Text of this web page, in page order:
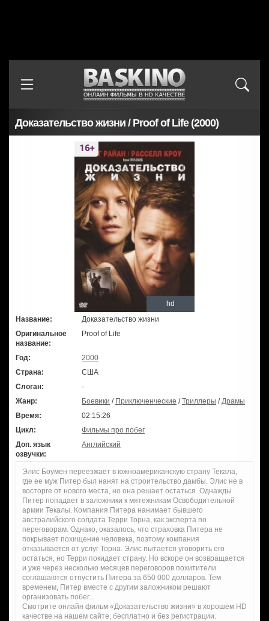
Доказательство жизни / Proof of Life (2000)
hd
Название:
Доказательство жизни
Оригинальное
название:
Proof of Life
Год:
2000
Страна:
США
Слоган:
-
Жанр:
Боевики / Приключенческие /Триллеры / Драмы
Время:
02:15:26
Цикл:
Фильмы про побег
Доп. язык
озвучки:
Английский
Элис Боумен переезжает в южноамериканскую страну Текала,
где ее муж Питер был нанят на строительство дамбы. Элис не в
восторге от нового места, но она решает остаться. Однажды
Питер попадает в заложники к мятежникам Освободительной
армии Текалы. Компания Питера нанимает бывшего
австралийского солдата Терри Торна, как эксперта по
переговорам. Однако, оказалось, что страховка Питера не
покрывает похищение человека, поэтому компания
отказывается от услуг Торна. Элис пытается уговорить его
остаться, но Терри покидает страну. Но вскоре он возвращается
и уже через несколько месяцев переговоров похитители
соглашаются отпустить Питера за 650 000 долларов. Тем
временем, Питер вместе с другим заложником решают
организовать побег...
Смотрите онлайн фильм «Доказательство жизни» в хорошем HD
качестве на нашем сайте, бесплатно и без регистрации.